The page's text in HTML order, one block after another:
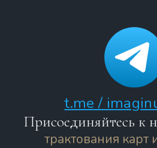
t.me /
Присоединяйтесь к
трактования карт